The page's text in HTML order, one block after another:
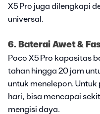
X5 Pro juga dilengkapi
universal.
6. Baterai Awet &
Poco X5 Pro kapasitas
tahan hingga 20 jam
untuk menelepon.
hari, bisa mencapai
mengisi daya.